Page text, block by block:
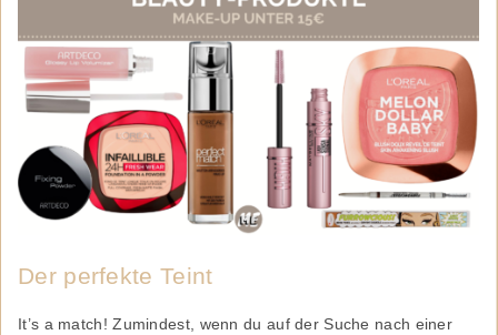
Der perfekte Teint
It’s a match! Zumindest, wenn du auf der Suche nach einer